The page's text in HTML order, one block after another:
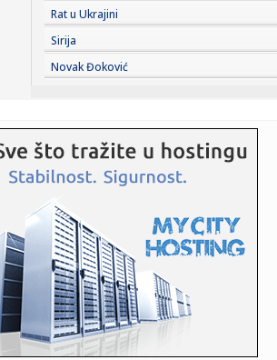
22:35:Suša uzima ogroman danak u Srbiji:
i do 40 ...
22:30:Bukti kod Surčina; Ogroman plamen
vidi širo...
22:24: Crveni karton, ali i dobra reakcija:
pobedo...
22:21:
22:20:Ovo posle uboda ose ili stršljena nikako
Doktork...
22:19:Hennessey Supercharged Maximus
22:17:Stravična nesreća u Hrvatskoj: Urušio se
Rat u Ukrajini
Sirija
Novak Đoković